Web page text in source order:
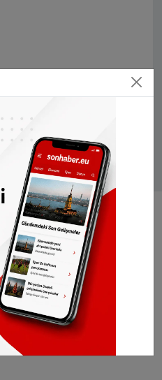
sonhaber.eu ayrıcalığıyla
Whatsapp numaramız: +31
25 71